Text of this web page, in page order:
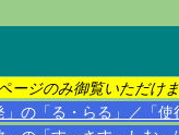
ージのみ御覧いただけま
の「る・らる」／「